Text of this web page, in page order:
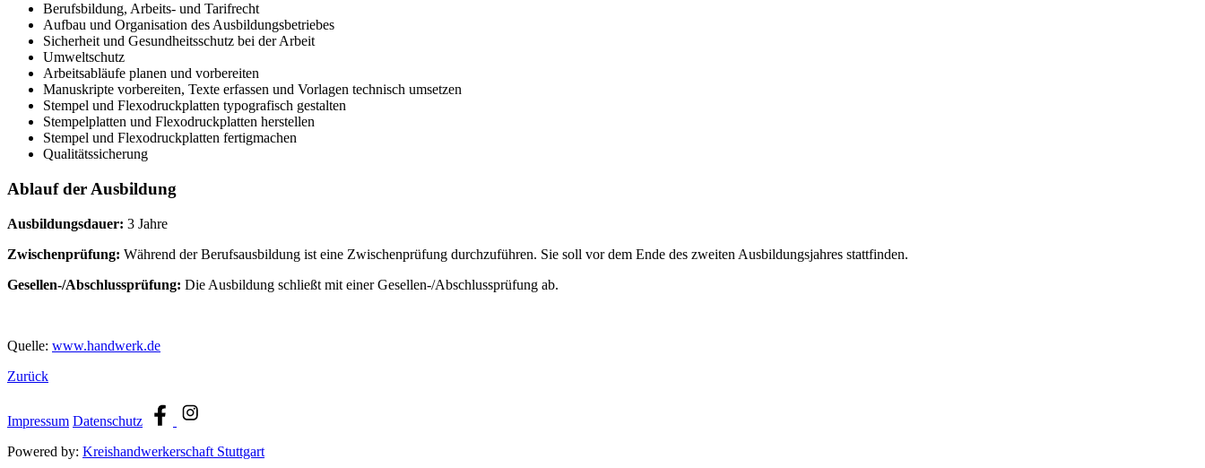
Berufsbildung, Arbeits- und Tarifrecht
Aufbau und Organisation des Ausbildungsbetriebes
Sicherheit und Gesundheitsschutz bei der Arbeit
Umweltschutz
Arbeitsabläufe planen und vorbereiten
Manuskripte vorbereiten, Texte erfassen und Vorlagen technisch umsetzen
Stempel und Flexodruckplatten typografisch gestalten
Stempelplatten und Flexodruckplatten herstellen
Stempel und Flexodruckplatten fertigmachen
Qualitätssicherung
Ablauf der Ausbildung
Ausbildungsdauer: 3 Jahre
Zwischenprüfung: Während der Berufsausbildung ist eine Zwischenprüfung durchzuführen. Sie soll vor dem Ende des zweiten Ausbildungsjahres stattfinden.
Gesellen-/Abschlussprüfung: Die Ausbildung schließt mit einer Gesellen-/Abschlussprüfung ab.
Quelle: www.handwerk.de
Zurück
Impressum Datenschutz
Powered by: Kreis­hand­werker­schaft Stuttgart